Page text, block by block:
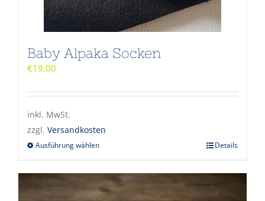
Baby Alpaka Socken
€19,00
inkl. MwSt.
zzgl. Versandkosten
Ausführung wählen Details